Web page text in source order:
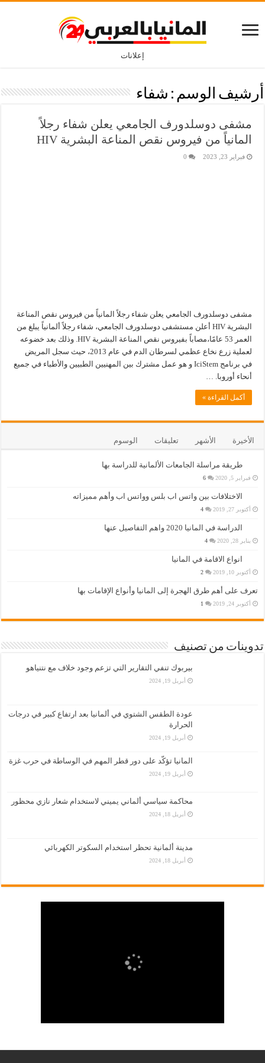
إعلانات
أرشيف الوسم : شفاء
مشفى دوسلدورف الجامعي يعلن شفاء رجلاً
المانياً من فيروس نقص المناعة البشرية HIV
فبراير 23, 2023 0
مشفى دوسلدورف الجامعي يعلن شفاء رجلاً المانياً من فيروس نقص المناعة
البشرية HIV أعلن مستشفى دوسلدورف الجامعي، شفاء رجلاً ألمانياً يبلغ من
العمر 53 عامًا،مصاباً بفيروس نقص المناعة البشرية HIV. وذلك بعد خضوعه
لعملية زرع نخاع عظمي لسرطان الدم في عام 2013، حيث سجل المريض
في برنامج IciStem و هو عمل مشترك بين المهنيين الطبيين والأطباء في جميع
أنحاء أوروبا. …
أكمل القراءة »
الأخيرة الأشهر تعليقات الوسوم
طريقة مراسلة الجامعات الألمانية للدراسة بها
فبراير 5, 2020 6
الاختلافات بين واتس اب بلس وواتس اب وأهم مميزاته
أكتوبر 27, 2019 4
الدراسة في المانيا 2020 واهم التفاصيل عنها
يناير 28, 2020 4
انواع الاقامة في المانيا
أكتوبر 10, 2019 2
تعرف على أهم طرق الهجرة إلى المانيا وأنواع الإقامات بها
أكتوبر 24, 2019 1
تدوينات من تصنيف
بيربوك تنفي التقارير التي تزعم وجود خلاف مع نتنياهو
أبريل 19, 2024
عودة الطقس الشتوي في ألمانيا بعد ارتفاع كبير في درجات
الحرارة
أبريل 19, 2024
المانيا تؤكّد على دور قطر المهم في الوساطة في حرب غزة
أبريل 19, 2024
محاكمة سياسي ألماني يميني لاستخدام شعار نازي محظور
أبريل 18, 2024
مدينة ألمانية تحظر استخدام السكوتر الكهربائي
أبريل 18, 2024